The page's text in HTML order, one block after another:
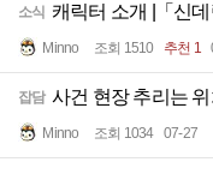
소식 캐릭터 소개 |「신데
Minno 조회 1510 추천 1
잡담 사건 현장 추리는
Minno 조회 1034 07-27